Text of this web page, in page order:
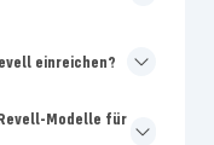
einreichen?
Modelle für